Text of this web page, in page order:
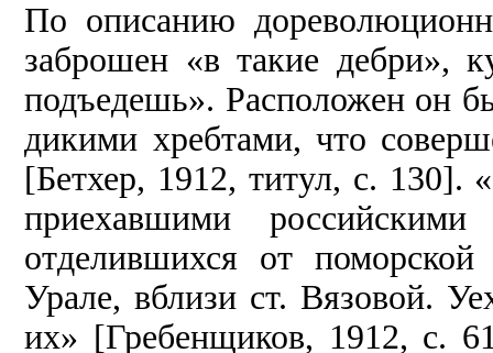
По описанию
заброшен «в такие дебри»,
подъедешь». Расположен он
дикими хребтами, что
[Бетхер, 1912, титул, с. 130].
приехавшими
отделившихся от
Урале, вблизи ст. Вязовой.
их» [Гребенщиков, 1912, с.